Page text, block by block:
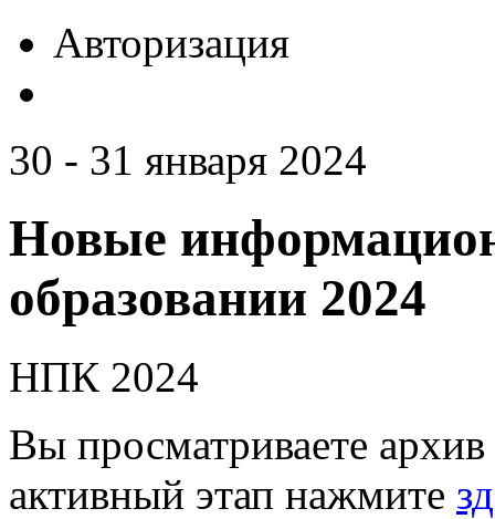
Авторизация
30 - 31 января 2024
Новые
образовании 2024
НПК 2024
Вы просматриваете
активный этап нажмите